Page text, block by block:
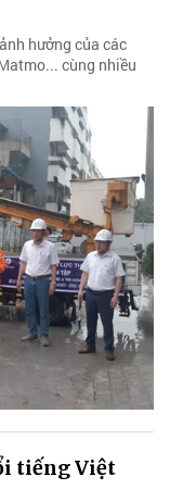
hưởng của các
cùng nhiều
tiếng Việt